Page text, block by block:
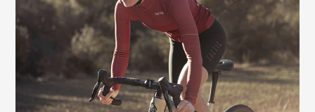
Bei Frauen kann es vor allem im
Genitalbereich durch Druck des Sattels zu
schmerzhaften Beschwerden kommen.
Die speziell der weiblichen Anatomie
angepasste Aussparung des Terry Butterfly